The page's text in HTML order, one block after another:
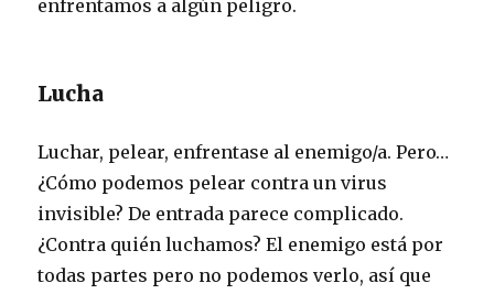
enfrentamos a algún peligro.
Lucha
Luchar, pelear, enfrentase al enemigo/a. Pero…
¿Cómo podemos pelear contra un virus
invisible? De entrada parece complicado.
¿Contra quién luchamos? El enemigo está por
todas partes pero no podemos verlo, así que